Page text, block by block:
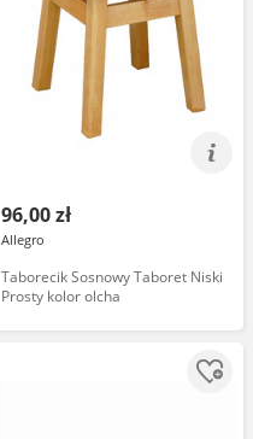
96,00 zł
Allegro
Taborecik Sosnowy Taboret Niski
Prosty kolor olcha